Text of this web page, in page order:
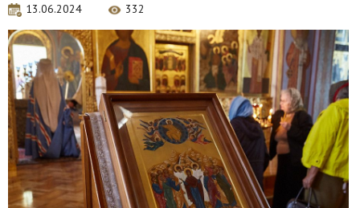
13.06.2024 332